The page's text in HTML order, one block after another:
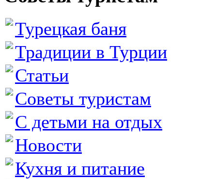
Турецкая баня
Традиции в Турции
Статьи
Советы туристам
С детьми на отдых
Новости
Кухня и питание